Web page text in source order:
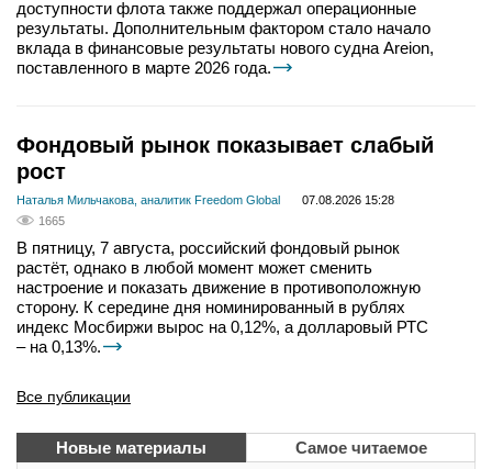
доступности флота также поддержал операционные
результаты. Дополнительным фактором стало начало
вклада в финансовые результаты нового судна Areion,
поставленного в марте 2026 года.
Фондовый рынок показывает слабый
рост
Наталья Мильчакова, аналитик Freedom Global
07.08.2026 15:28
1665
В пятницу, 7 августа, российский фондовый рынок
растёт, однако в любой момент может сменить
настроение и показать движение в противоположную
сторону. К середине дня номинированный в рублях
индекс Мосбиржи вырос на 0,12%, а долларовый РТС
– на 0,13%.
Все публикации
Новые материалы Самое читаемое